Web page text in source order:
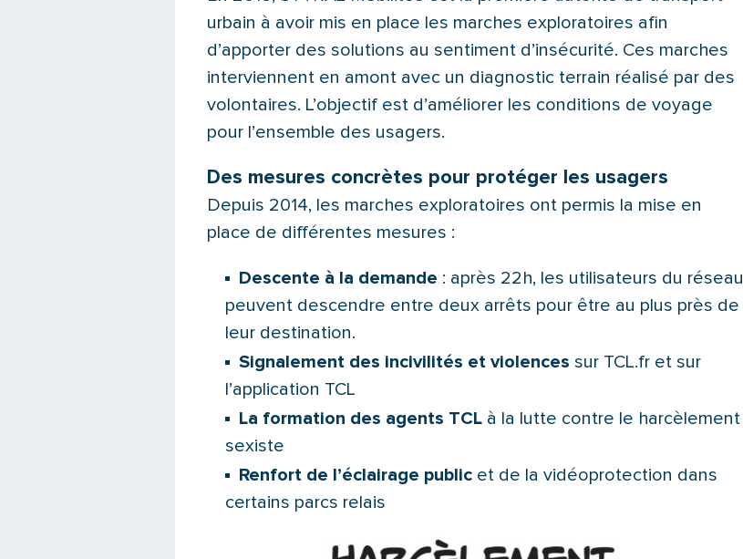
urbain à avoir mis en place les marches exploratoires afin
d’apporter des solutions au sentiment d’insécurité. Ces marches
interviennent en amont avec un diagnostic terrain réalisé par des
volontaires. L’objectif est d’améliorer les conditions de voyage
pour l’ensemble des usagers.
Des mesures concrètes pour protéger les usagers
Depuis 2014, les marches exploratoires ont permis la mise en
place de différentes mesures :
Descente à la demande : après 22h, les utilisateurs du réseau
peuvent descendre entre deux arrêts pour être au plus près de
leur destination.
Signalement des incivilités et violences sur TCL.fr et sur
l’application TCL
La formation des agents TCL à la lutte contre le harcèlement
sexiste
Renfort de l’éclairage public et de la vidéoprotection dans
certains parcs relais